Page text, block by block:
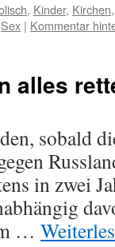
, Kinder, Kirchen
Sex | Kommentar
alles
sobald
in zwei
…